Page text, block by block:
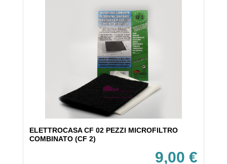
ELETTROCASA CF 02 PEZZI MICROFILTRO
COMBINATO (CF 2)
9,00 €